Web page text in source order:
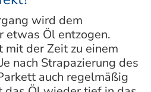
wird dem
etwas Öl entzogen.
mit der Zeit zu einem
nach Strapazierung des
auch regelmäßig